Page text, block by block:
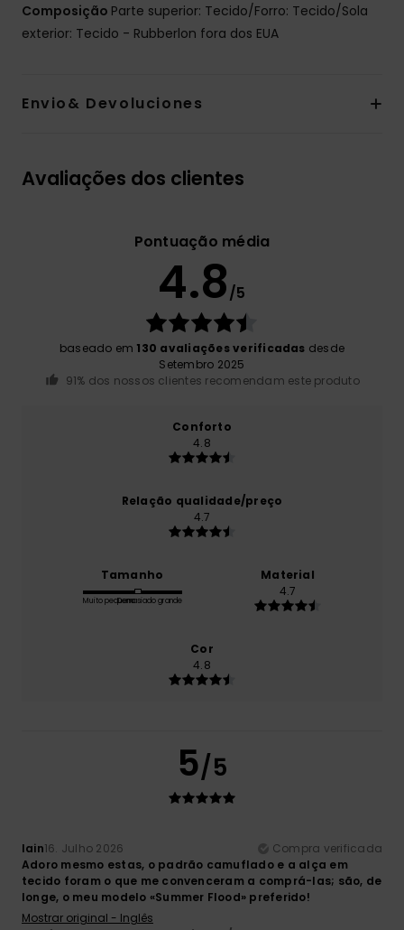
Composição Parte superior: Tecido/Forro: Tecido/Sola
exterior: Tecido - Rubberlon fora dos EUA
Envio& Devoluciones
Avaliações dos clientes
Pontuação média
4.8/5
baseado em 130 avaliações verificadas desde
Setembro 2025
91% dos nossos clientes recomendam este produto
Conforto
4.8
Relação qualidade/preço
4.7
Tamanho
Muito pequenoDemasiado grande
Material
4.7
Cor
4.8
5/5
Iain16. Julho 2026
Compra verificada
Adoro mesmo estas, o padrão camuflado e a alça em
tecido foram o que me convenceram a comprá-las; são, de
longe, o meu modelo «Summer Flood» preferido!
Mostrar original - Inglês